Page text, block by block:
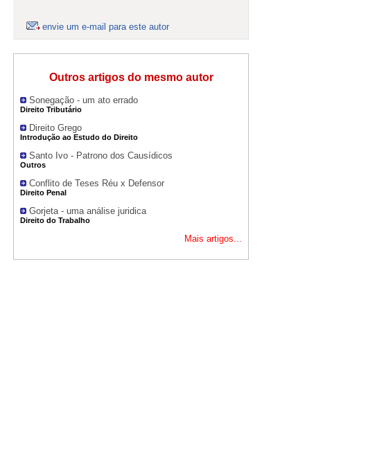
envie um e-mail para este autor
Outros artigos do mesmo autor
Sonegação - um ato errado
Direito Tributário
Direito Grego
Introdução ao Estudo do Direito
Santo Ivo - Patrono dos Causídicos
Outros
Conflito de Teses Réu x Defensor
Direito Penal
Gorjeta - uma análise juridica
Direito do Trabalho
Mais artigos...